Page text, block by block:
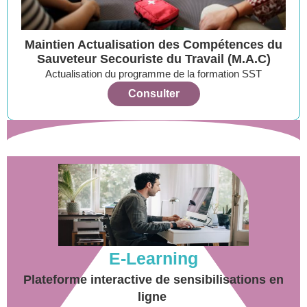
Maintien Actualisation des Compétences du
Sauveteur Secouriste du Travail (M.A.C)
Actualisation du programme de la formation SST
Consulter
E-Learning
Plateforme interactive de sensibilisations en
ligne